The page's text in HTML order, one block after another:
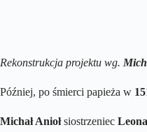
Rekonstrukcja projektu wg.
Później, po śmierci papieża w
Michał Aniołsiostrzeniec